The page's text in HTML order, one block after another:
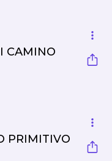
CAMINO
PRIMITIVO